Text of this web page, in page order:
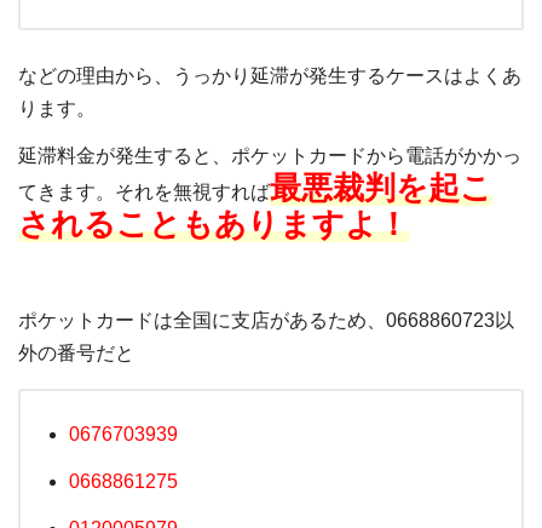
などの理由から、うっかり延滞が発生するケースはよくあ
ります。
延滞料金が発生すると、ポケットカードから電話がかかっ
てきます。それを無視すれば最悪裁判を起こ
されることもありますよ！
ポケットカードは全国に支店があるため、0668860723以
外の番号だと
0676703939
0668861275